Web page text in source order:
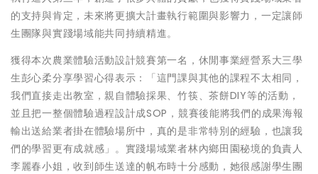
的支持與肯定，未來將更擴大計畫執行範圍與影響力，一定讓師
生團隊與實踐場域能共同持續精進。
獲得本次農業體驗活動設計競賽第一名，休閒事業經營系大三學
生彭心柔分享學習心得表示：「這門課與其他的課程不太相同，
我們直接走出教室，親自體驗採果、竹筷、茶餅DIY等的活動，
並且把一整個體驗過程設計成SOP，競賽後能將我們的成果海報
輸出送給業者掛在體驗場所中，真的是非常特別的經驗，也讓我
們的學習更有成就感」。實踐場域業者林內鄉田園秘境的負責人
李麗春小姐，收到師生送達的帆布時十分感動，她很感謝學生團